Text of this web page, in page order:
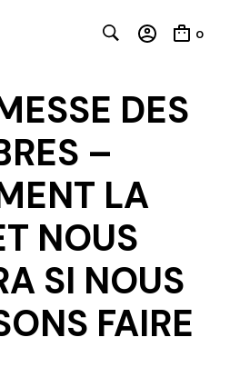
0
DES
–
LA
NOUS
SI NOUS
FAIRE